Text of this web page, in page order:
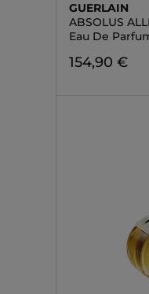
GUERLAIN
ABSOLUS
Eau De
154,90 €